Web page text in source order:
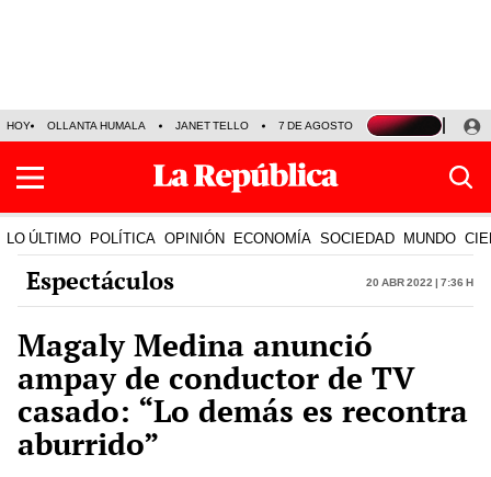
HOY OLLANTA HUMALA JANET TELLO 7 DE AGOSTO TINKA RESULTADOS
LO ÚLTIMO POLÍTICA OPINIÓN ECONOMÍA SOCIEDAD MUNDO
Espectáculos 20 Abr 2022 | 7:36 h
Magaly Medina anunció
ampay de conductor de TV
casado: “Lo demás es recontra
aburrido”